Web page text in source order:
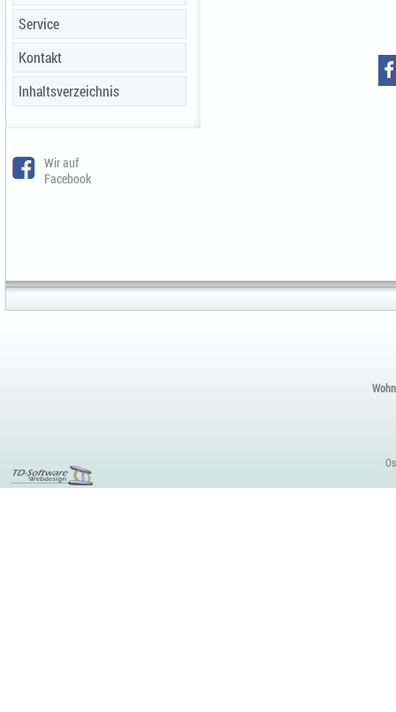
Service
Kontakt
Inhaltsverzeichnis
Wir auf
Facebook